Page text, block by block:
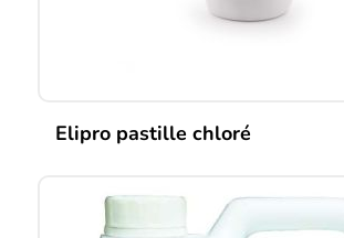
Elipro pastille chloré